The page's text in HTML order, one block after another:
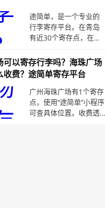
包8元/天，行李箱15元/
天位置：距察院场地铁
站1a口约80米&nbsp;
途简单，是一个专业的
行李寄存平台。在青岛
有近30个寄存点，在栈
微信搜索：途简单，或
下载“途简单”APP。在线
查询/预订寄存点🟠青岛
站/栈桥&nbsp;·寄存点时
间：00:01～23:59收
费：背包5元/天，行李
可以寄存行李吗？海珠广场
收费？途简单寄存平台
广州海珠广场有1个寄存
点，使用“途简单”小程序
可查具体位置。收费透